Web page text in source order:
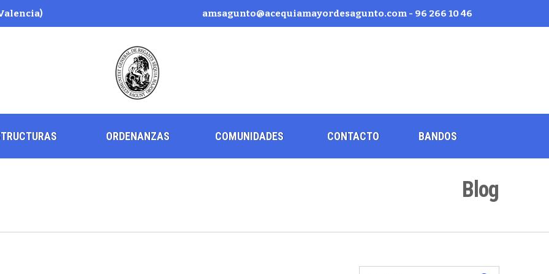
amsagunto@acequiamayordesagunto.com - 96 266 10 46
ORDENANZAS COMUNIDADES CONTACTO BANDOS
Blog